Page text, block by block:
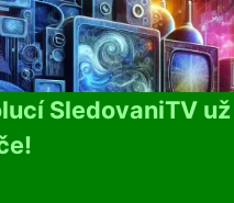
SledovaniTV